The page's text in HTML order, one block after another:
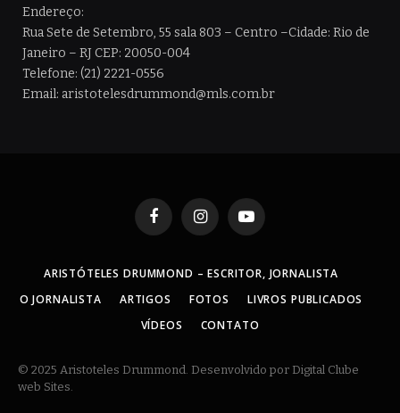
Endereço:
Rua Sete de Setembro, 55 sala 803 – Centro –Cidade: Rio de
Janeiro – RJ CEP: 20050-004
Telefone: (21) 2221-0556
Email: aristotelesdrummond@mls.com.br
FacebookInstagramYouTube
ARISTÓTELES DRUMMOND – ESCRITOR, JORNALISTA
O JORNALISTA
ARTIGOS FOTOS
LIVROS PUBLICADOS
VÍDEOS
CONTATO
© 2025 Aristoteles Drummond. Desenvolvido por Digital Clube
web Sites.